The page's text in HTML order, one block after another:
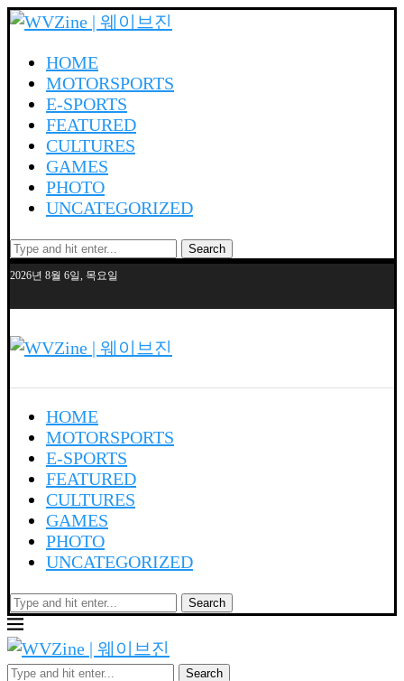
HOME
MOTORSPORTS
E-SPORTS
FEATURED
CULTURES
GAMES
PHOTO
UNCATEGORIZED
Search
2026년 8월 6일, 목요일
HOME
MOTORSPORTS
E-SPORTS
FEATURED
CULTURES
GAMES
PHOTO
UNCATEGORIZED
Search
Search